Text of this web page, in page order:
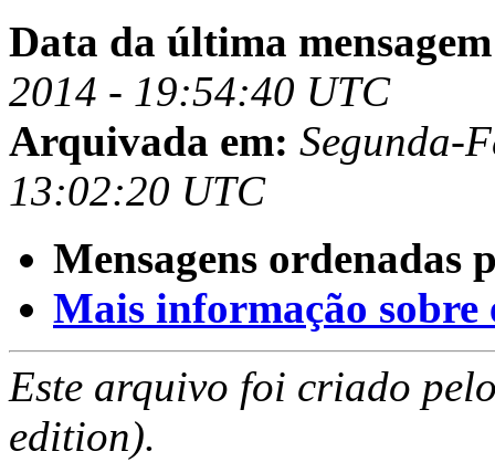
Data da última
2014 - 19:54:40 UTC
Arquivada em: Segunda-
13:02:20 UTC
Mensagens ordenadas
Mais informação sobre
Este arquivo foi criado
edition).